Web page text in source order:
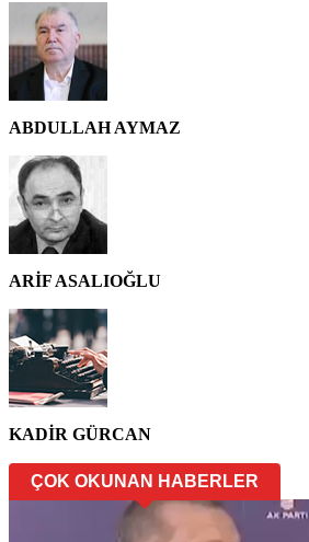
ABDULLAH AYMAZ
ARİF ASALIOĞLU
KADİR GÜRCAN
ÇOK OKUNAN HABERLER